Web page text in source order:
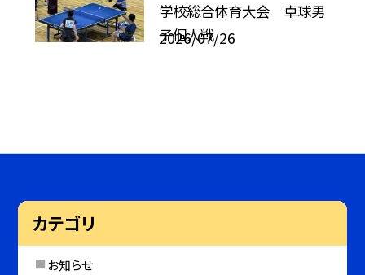
学校総合体育大会 卓球男
子個人戦
2026/07/26
カテゴリ
お知らせ